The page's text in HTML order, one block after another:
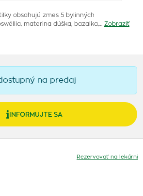
obsahujú zmes 5 bylinných
materina dúška, bazalka,…
Zobraziť
na predaj
INFORMUJTE SA
Rezervovať na lekárni